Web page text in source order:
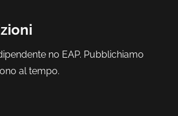
no EAP. Pubblichiamo
al tempo.